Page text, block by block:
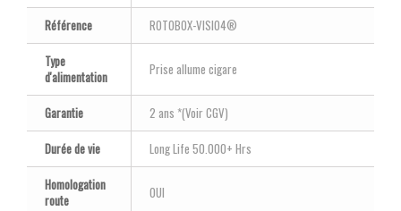
Référence
ROTOBOX-VISIO4®
Type
d'alimentation
Prise allume cigare
Garantie
2 ans *(Voir CGV)
Durée de vie
Long Life 50.000+ Hrs
Homologation
route
OUI